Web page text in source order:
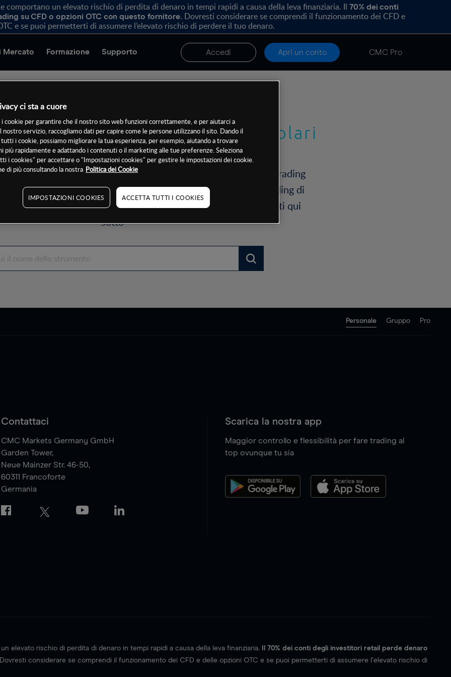
comportano un elevato rischio di perdita di denaro in tempi rapidi a causa della leva finanziaria. Il 70% dei conti
su CFD o opzioni OTC con questo fornitore. Dovresti considerare se comprendi il funzionamento dei CFD e
e se puoi permetterti di assumere l’elevato rischio di perdere il tuo denaro.
Mercato Formazione Supporto Accedi Apri un conto CMC Pro
su tutti gli strumenti più popolari
selezione di strumenti tra cui scegliere, puoi concentrarti sul trading
coppia di valute o metallo, oppure puoi diversificare il trading di
di attività come indici e azioni. Cerca la nostra libreria di prodotti qui
sotto
Personale Gruppo Pro
Contattaci
CMC Markets Germany GmbH
Garden Tower,
Neue Mainzer Str. 46-50,
60311 Francoforte
Germania
Scarica la nostra app
Maggior controllo e flessibilità per fare trading al
top ovunque tu sia
elevato rischio di perdita di denaro in tempi rapidi a causa della leva finanziaria.
Il 70% dei conti degli investitori retail perde denaro
considerare se comprendi il funzionamento dei CFD e delle opzioni OTC e se puoi permetterti di assumere l’elevato rischio di
ci sta a cuore
cookie per garantire che il nostro sito web funzioni correttamente, e per aiutarci a
nostro servizio, raccogliamo dati per capire come le persone utilizzano il sito. Dando il
tutti i cookie, possiamo migliorare la tua esperienza, per esempio, aiutando a trovare
più rapidamente e adattando i contenuti o il marketing alle tue preferenze. Seleziona
i cookies" per accettare o "Impostazioni cookies" per gestire le impostazioni dei cookie.
di più consultando la nostra Politica dei Cookie
IMPOSTAZIONI COOKIES ACCETTA TUTTI I COOKIES